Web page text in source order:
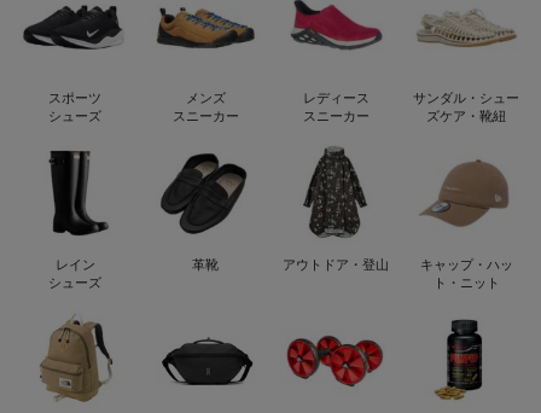
スポーツ
シューズ
メンズ
スニーカー
レディース
スニーカー
サンダル・シュー
ズケア・靴紐
レイン
シューズ
革靴 アウトドア・登山
キャップ・ハッ
ト・ニット